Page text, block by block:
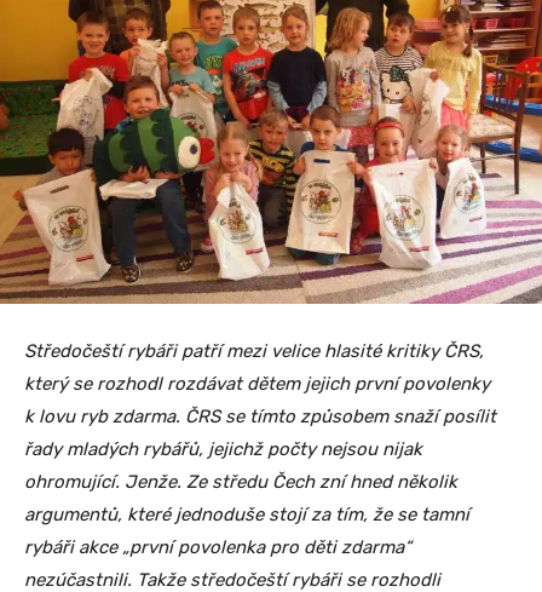
Středočeští rybáři patří mezi velice hlasité kritiky ČRS,
který se rozhodl rozdávat dětem jejich první povolenky
k lovu ryb zdarma. ČRS se tímto způsobem snaží posílit
řady mladých rybářů, jejichž počty nejsou nijak
ohromující. Jenže. Ze středu Čech zní hned několik
argumentů, které jednoduše stojí za tím, že se tamní
rybáři akce „první povolenka pro děti zdarma“
nezúčastnili. Takže středočeští rybáři se rozhodli